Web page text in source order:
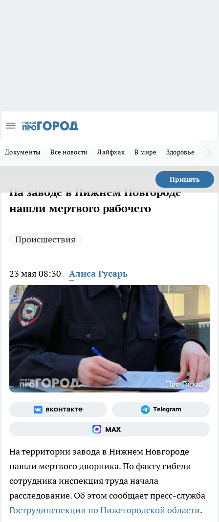
Документы Все новости Лайфхак В мире Здоровье
Принять
На заводе в Нижнем Новгороде
нашли мертвого рабочего
Происшествия
23 мая 08:30 Алиса Гусарь
Про Город
На территории завода в Нижнем Новгороде
нашли мертвого дворника. По факту гибели
сотрудника инспекция труда начала
расследование. Об этом сообщает пресс-служба
Гострудинспекции по Нижегородской области.